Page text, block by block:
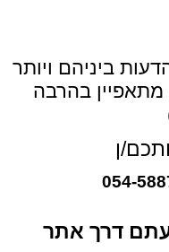
ביניהם ויותר
בהרבה
ן
דרך אתר